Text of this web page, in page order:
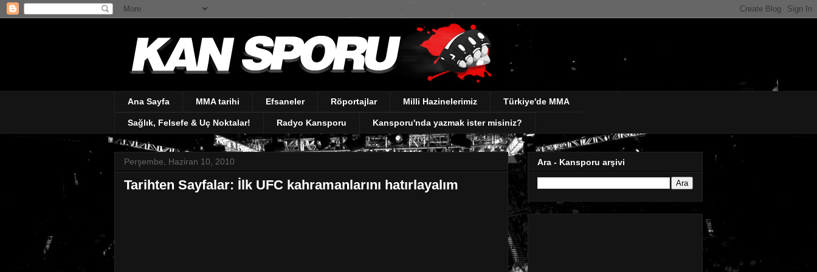
Ana Sayfa MMA tarihi Efsaneler Röportajlar Milli Hazinelerimiz Türkiye'de MMA
Sağlık, Felsefe & Uç Noktalar! Radyo Kansporu Kansporu'nda yazmak ister misiniz?
Perşembe, Haziran 10, 2010
Tarihten Sayfalar: İlk UFC kahramanlarını hatırlayalım
Ara - Kansporu arşivi